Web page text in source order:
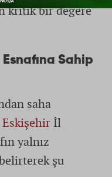
kritik bir değere
Sahip
saha
Eskişehir İl
yalnız
şu